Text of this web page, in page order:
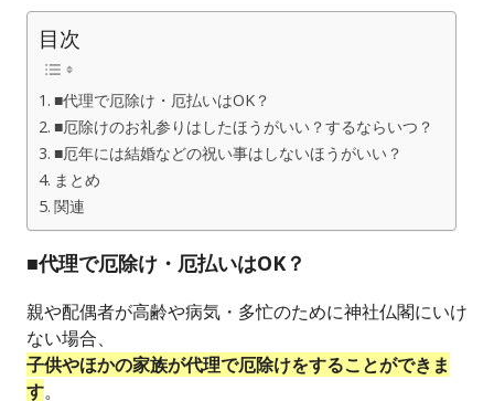
目次
■代理で厄除け・厄払いはOK？
■厄除けのお礼参りはしたほうがいい？するならいつ？
■厄年には結婚などの祝い事はしないほうがいい？
まとめ
関連
■代理で厄除け・厄払いはOK？
親や配偶者が高齢や病気・多忙のために神社仏閣にいけ
ない場合、
子供やほかの家族が代理で厄除けをすることができま
す。